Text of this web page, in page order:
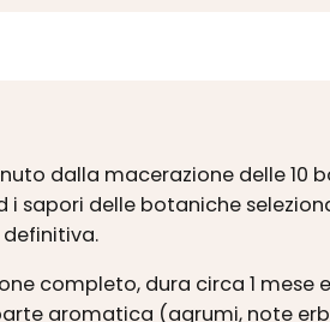
dalla macerazione delle 10
i sapori delle botaniche
completo, dura circa 1
aromatica (agrumi, note